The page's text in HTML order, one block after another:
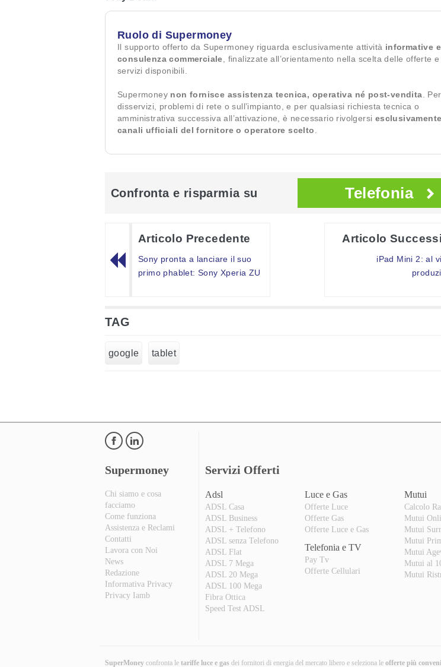
Ruolo di Supermoney
Il supporto offerto da Supermoney riguarda esclusivamente attività informative
consulenza commerciale , finalizzate all’orientamento nella scelta delle offerte
servizi disponibili.
Supermoney non fornisce assistenza tecnica, operativa né post-vendita .
disservizi, problemi di rete o sull’impianto, e per qualsiasi richiesta tecnica o
amministrativa successiva all’attivazione, è necessario rivolgersi
canali ufficiali del fornitore o operatore scelto
Confronta e risparmia su Telefonia
Articolo Precedente
Sony pronta a lanciare il suo
primo phablet: Sony Xperia ZU
Articolo
iPad Mini 2: al
TAG
google tablet
Supermoney
Chi siamo e cosa
facciamo
Come funziona
Assistenza e Reclami
Contatti
Lavora con Noi
News
Redazione
Informativa Privacy
Privacy Iamb
Servizi Offerti
Adsl
ADSL Casa
ADSL Business
ADSL + Telefono
ADSL senza Telefono
ADSL Flat
ADSL 7 Mega
ADSL 20 Mega
ADSL 100 Mega
Fibra Ottica
Speed Test ADSL
Luce e Gas
Offerte Luce
Offerte Gas
Offerte Luce e Gas
Telefonia e TV
Pay Tv
Offerte Cellulari
Mutui
Calcolo
Mutui
Mutui
Mutui
Mutui
Mutui al
Mutui
SuperMoney confronta le tariffe luce e gas dei fornitori di energia del mercato libero e seleziona le offerte più